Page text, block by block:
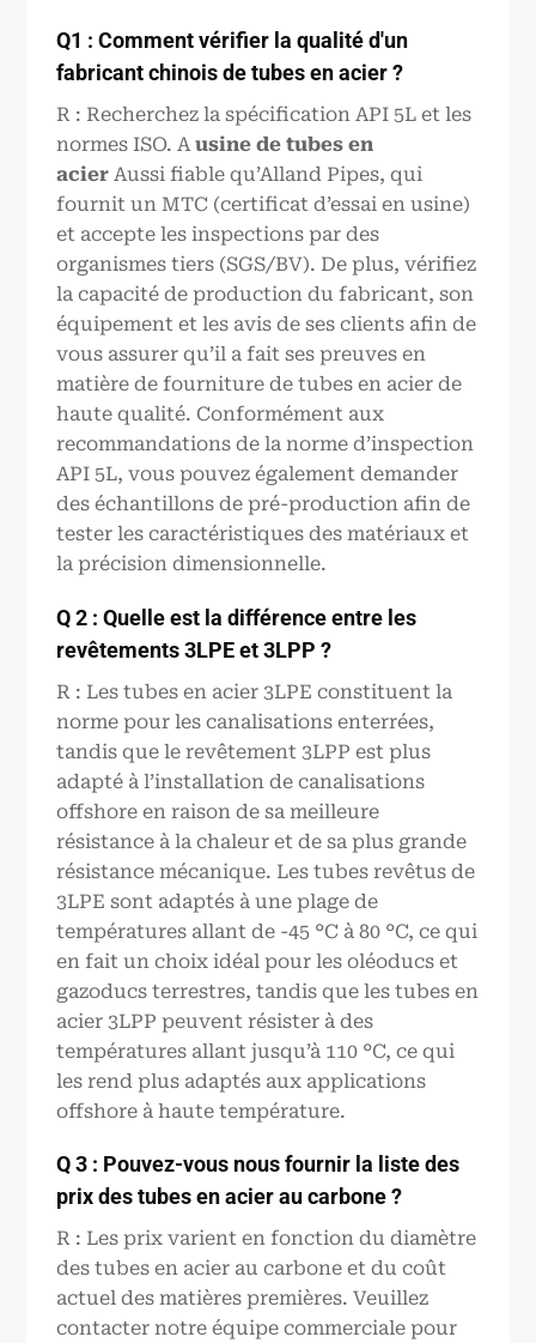
Q1 : Comment vérifier la qualité d'un
fabricant chinois de tubes en acier ?
R : Recherchez la spécification API 5L et les
normes ISO. Ausine de tubes en
acier Aussi fiable qu’Alland Pipes, qui
fournit un MTC (certificat d’essai en usine)
et accepte les inspections par des
organismes tiers (SGS/BV). De plus, vérifiez
la capacité de production du fabricant, son
équipement et les avis de ses clients afin de
vous assurer qu’il a fait ses preuves en
matière de fourniture de tubes en acier de
haute qualité. Conformément aux
recommandations de la norme d’inspection
API 5L, vous pouvez également demander
des échantillons de pré-production afin de
tester les caractéristiques des matériaux et
la précision dimensionnelle.
Q 2 : Quelle est la différence entre les
revêtements 3LPE et 3LPP ?
R : Les tubes en acier 3LPE constituent la
norme pour les canalisations enterrées,
tandis que le revêtement 3LPP est plus
adapté à l’installation de canalisations
offshore en raison de sa meilleure
résistance à la chaleur et de sa plus grande
résistance mécanique. Les tubes revêtus de
3LPE sont adaptés à une plage de
températures allant de -45 °C à 80 °C, ce qui
en fait un choix idéal pour les oléoducs et
gazoducs terrestres, tandis que les tubes en
acier 3LPP peuvent résister à des
températures allant jusqu’à 110 °C, ce qui
les rend plus adaptés aux applications
offshore à haute température.
Q 3 : Pouvez-vous nous fournir la liste des
prix des tubes en acier au carbone ?
R : Les prix varient en fonction du diamètre
des tubes en acier au carbone et du coût
actuel des matières premières. Veuillez
contacter notre équipe commerciale pour